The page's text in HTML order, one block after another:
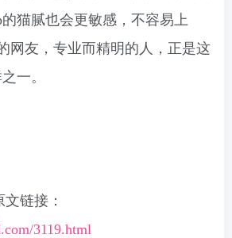
猫腻也会更敏感，不容易上
网友，专业而精明的人，正是这
一。
链接：
3119.html